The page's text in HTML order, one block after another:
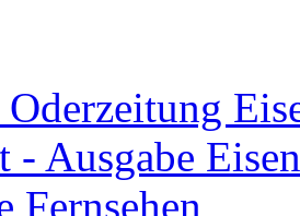
Ausgabe
Fernsehen